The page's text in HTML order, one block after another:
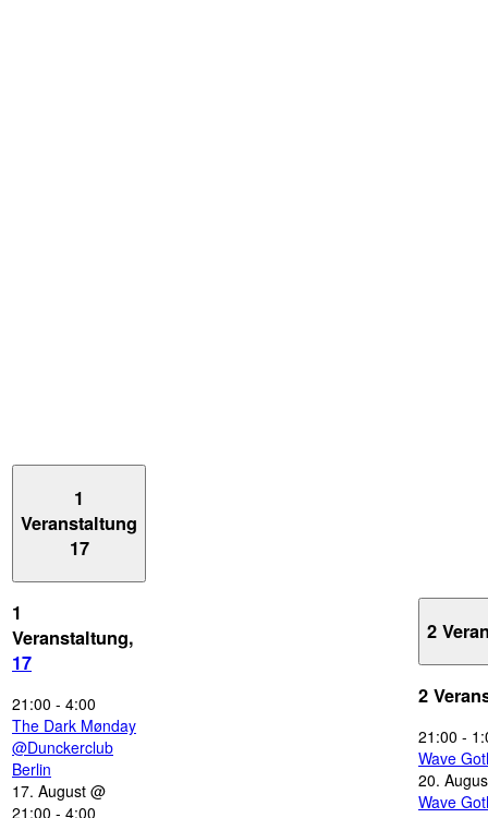
1
Veranstaltung
17
1
Veranstaltung,
17
21:00 - 4:00
The Dark Mønday
@Dunckerclub
Berlin
17. August @
21:00 - 4:00
2
2
21:00 -
Wave
20.
Wave